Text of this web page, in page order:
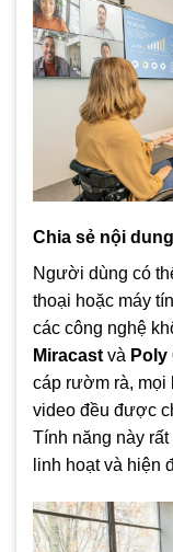
Chia sẻ nội
Người dùng có
thoại hoặc máy
các công nghệ
Miracastvà Poly
cáp rườm rà, mọi
video đều được
Tính năng này
linh hoạt và hiện